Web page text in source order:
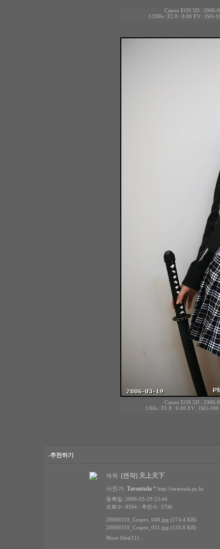
Canon EOS 5D
2006-
1/200s| F2.8 0.00 EV| ISO-
Canon EOS 5D
2006-
1/60s| F1.8 0.00 EV| ISO-100
-추천하기
제목: [연작] 天上天下
사진가: Tarantula * http://tarantula.pe.kr
등록일: 2006-03-29 23:44
조회수: 8594 / 추천수: 3796
20060319_Cospre_048.jpg (174.4 KB)
20060319_Cospre_051.jpg (133.8 KB)
More files(11)...